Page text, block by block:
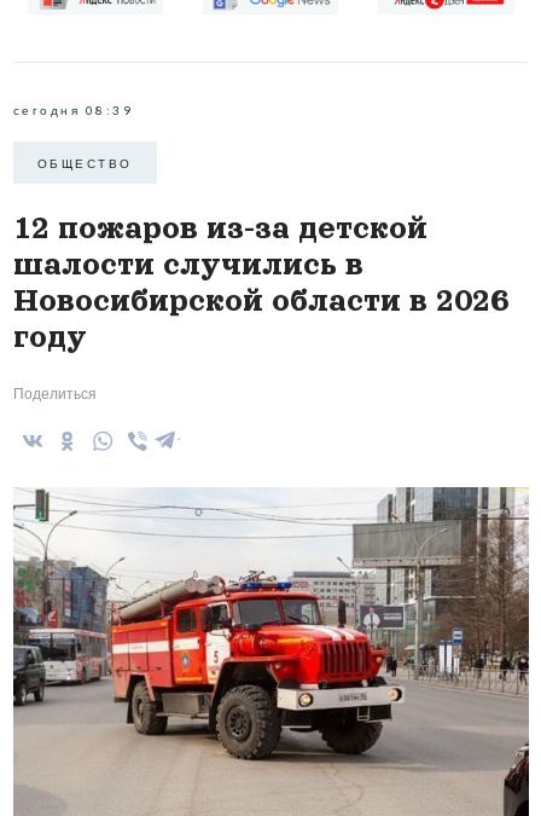
сегодня 08:39
ОБЩЕСТВО
12 пожаров из-за детской
шалости случились в
Новосибирской области в 2026
году
Поделиться